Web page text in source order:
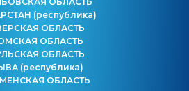
(республика)
ОБЛАСТЬ
ОБЛАСТЬ
ОБЛАСТЬ
(республика)
ОБЛАСТЬ